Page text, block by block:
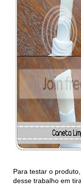
Para testar o
desse trabalho em